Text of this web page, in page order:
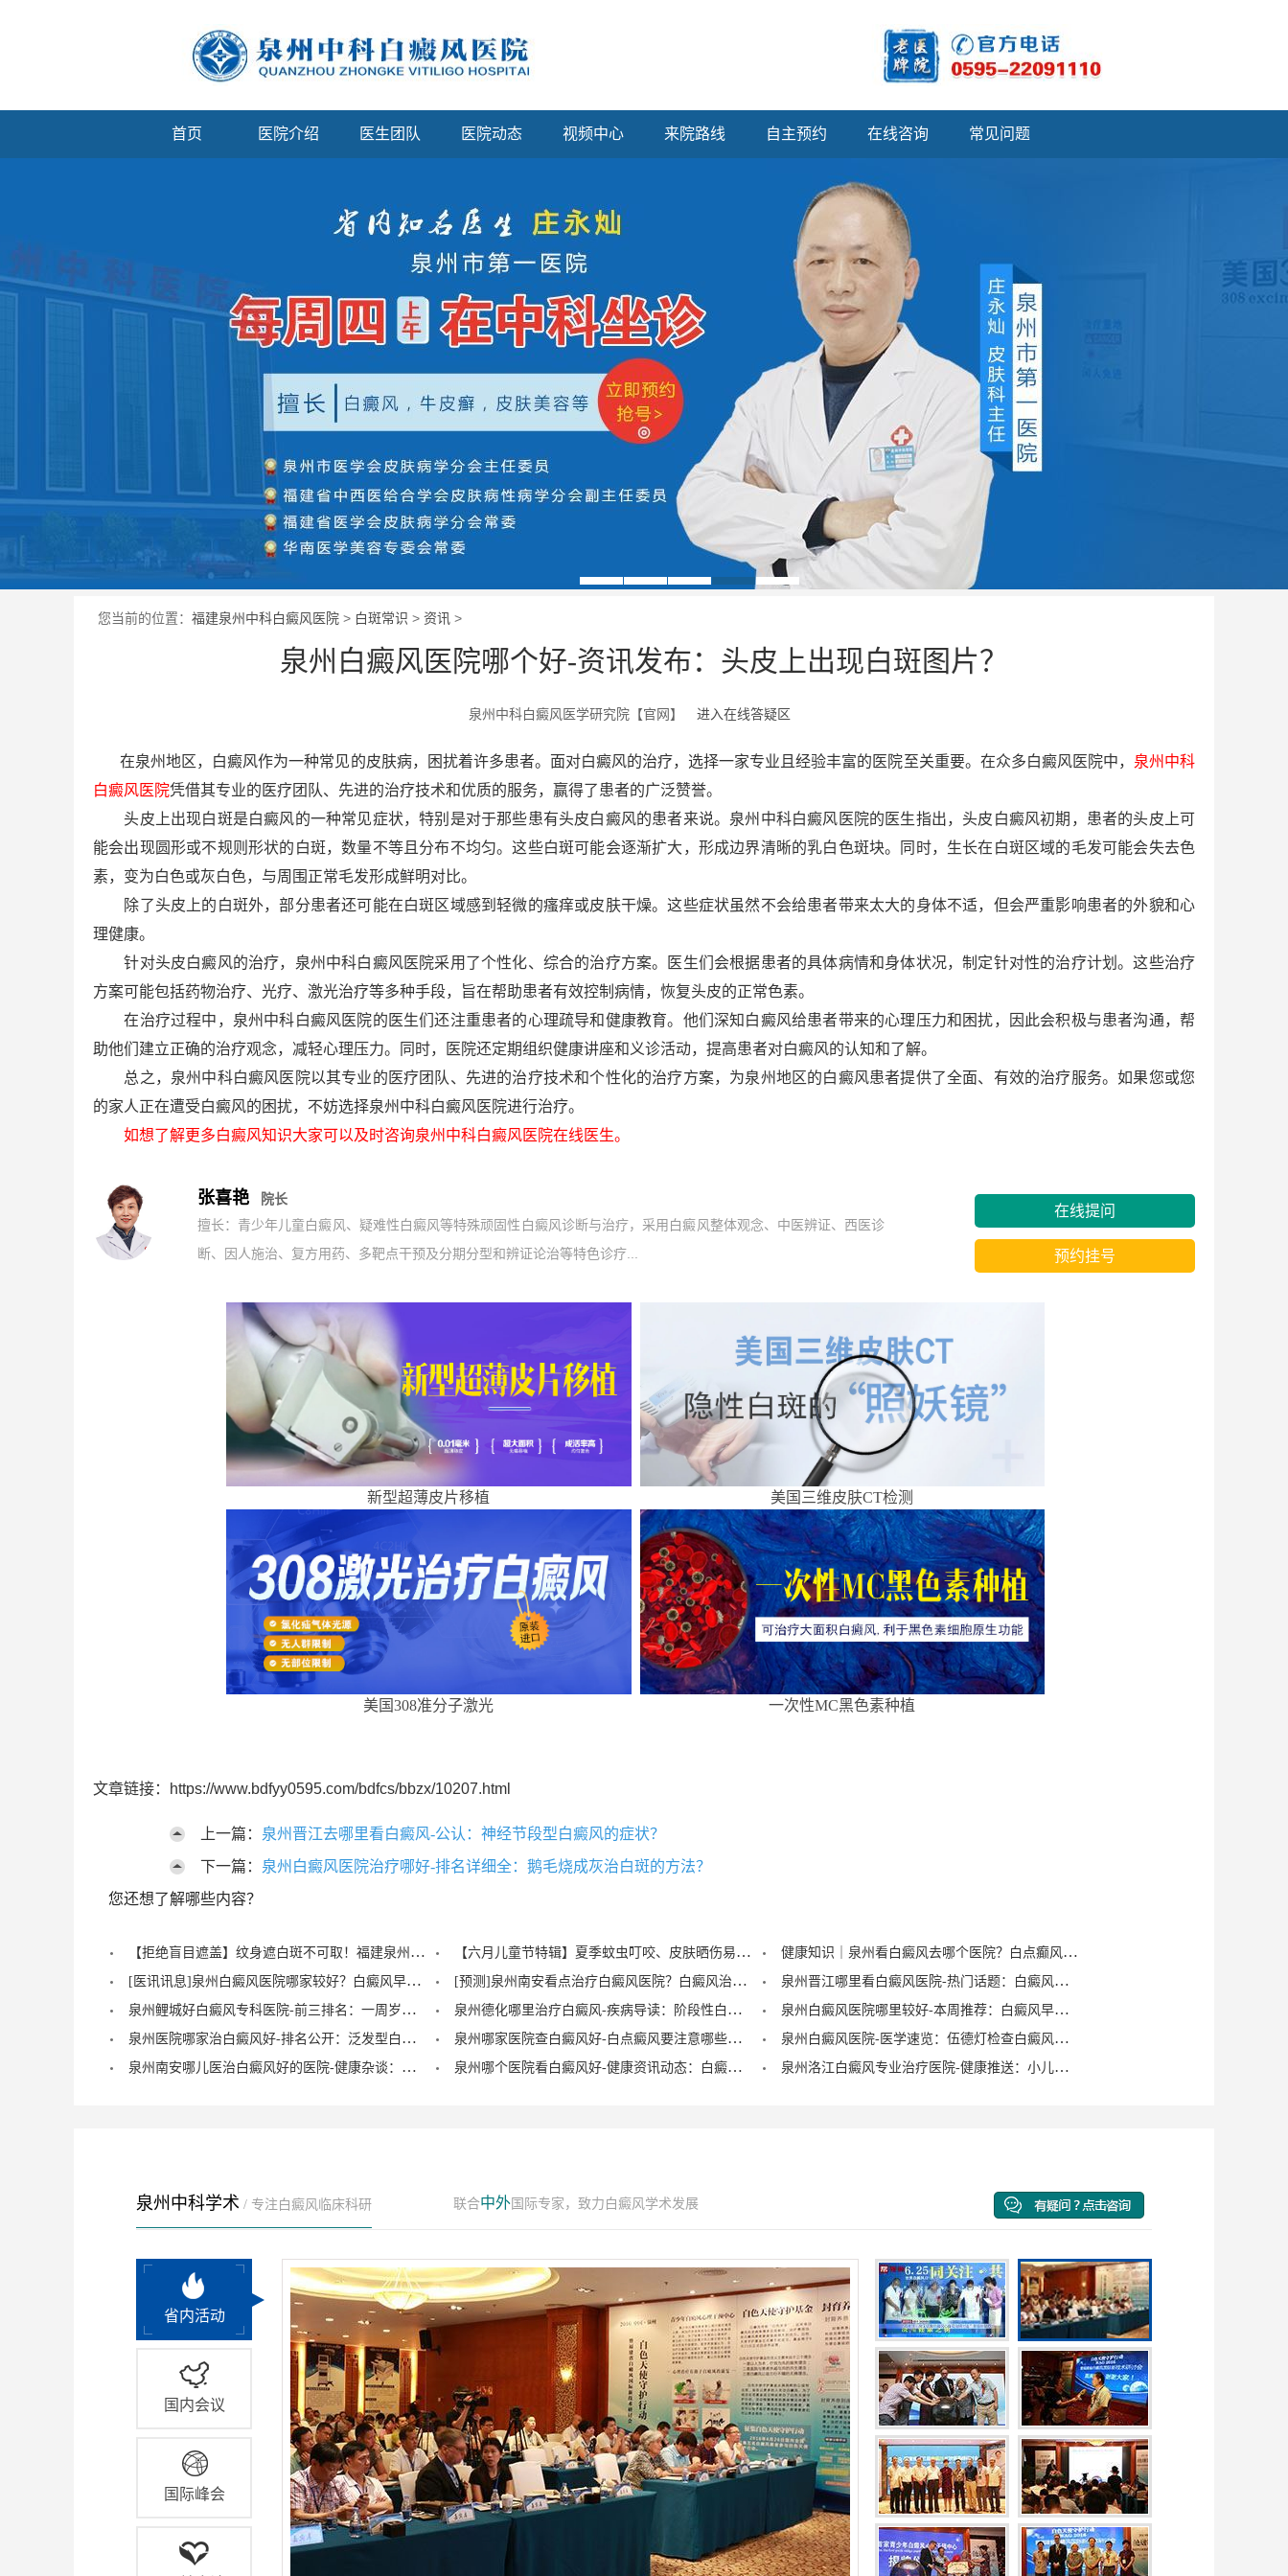
首页 医院介绍 医生团队 医院动态 视频中心 来院路线 自主预约 在线咨询 常见问题
您当前的位置： 福建泉州中科白癜风医院 > 白斑常识 > 资讯 >
泉州白癜风医院哪个好-资讯发布：头皮上出现白斑图片？
泉州中科白癜风医学研究院【官网】 进入在线答疑区
在泉州地区，白癜风作为一种常见的皮肤病，困扰着许多患者。面对白癜风的治疗，选择一家专业且经验丰富的医院至关重要。在众多白癜风医院中， 泉州中科
白癜风医院凭借其专业的医疗团队、先进的治疗技术和优质的服务，赢得了患者的广泛赞誉。
头皮上出现白斑是白癜风的一种常见症状，特别是对于那些患有头皮白癜风的患者来说。泉州中科白癜风医院的医生指出，头皮白癜风初期，患者的头皮上可
能会出现圆形或不规则形状的白斑，数量不等且分布不均匀。这些白斑可能会逐渐扩大，形成边界清晰的乳白色斑块。同时，生长在白斑区域的毛发可能会失去色
素，变为白色或灰白色，与周围正常毛发形成鲜明对比。
除了头皮上的白斑外，部分患者还可能在白斑区域感到轻微的瘙痒或皮肤干燥。这些症状虽然不会给患者带来太大的身体不适，但会严重影响患者的外貌和心
理健康。
针对头皮白癜风的治疗，泉州中科白癜风医院采用了个性化、综合的治疗方案。医生们会根据患者的具体病情和身体状况，制定针对性的治疗计划。这些治疗
方案可能包括药物治疗、光疗、激光治疗等多种手段，旨在帮助患者有效控制病情，恢复头皮的正常色素。
在治疗过程中，泉州中科白癜风医院的医生们还注重患者的心理疏导和健康教育。他们深知白癜风给患者带来的心理压力和困扰，因此会积极与患者沟通，帮
助他们建立正确的治疗观念，减轻心理压力。同时，医院还定期组织健康讲座和义诊活动，提高患者对白癜风的认知和了解。
总之，泉州中科白癜风医院以其专业的医疗团队、先进的治疗技术和个性化的治疗方案，为泉州地区的白癜风患者提供了全面、有效的治疗服务。如果您或您
的家人正在遭受白癜风的困扰，不妨选择泉州中科白癜风医院进行治疗。
如想了解更多白癜风知识大家可以及时咨询泉州中科白癜风医院在线医生。
张喜艳
院长
擅长：青少年儿童白癜风、疑难性白癜风等特殊顽固性白癜风诊断与治疗，采用白癜风整体观念、中医辨证、西医诊
断、因人施治、复方用药、多靶点干预及分期分型和辨证论治等特色诊疗...
在线提问
预约挂号
新型超薄皮片移植 美国三维皮肤CT检测
美国308准分子激光 一次性MC黑色素种植
文章链接：https://www.bdfyy0595.com/bdfcs/bbzx/10207.html
上一篇： 泉州晋江去哪里看白癜风-公认：神经节段型白癜风的症状？
下一篇： 泉州白癜风医院治疗哪好-排名详细全：鹅毛烧成灰治白斑的方法？
您还想了解哪些内容？
【拒绝盲目遮盖】纹身遮白斑不可取！福建泉州中科白癜风医院倡导科学诊疗，从根源唤醒黑色素 【六月儿童节特辑】夏季蚊虫叮咬、皮肤晒伤易成白斑“催化剂”，泉州中科：儿童白癜风暑期护理记住三个要点！
健康知识｜泉州看白癜风去哪个医院？白点癫风早期可以自愈？
[医讯讯息]泉州白癜风医院哪家较好？白癜风早期症状能治愈？
[预测]泉州南安看点治疗白癜风医院？白癜风治疗后泛红是怎么回事？
泉州晋江哪里看白癜风医院-热门话题：白癜风症状有哪些？
泉州鲤城好白癜风专科医院-前三排名：一周岁宝宝有白癜风症状？
泉州德化哪里治疗白癜风-疾病导读：阶段性白癜风的症状？
泉州白癜风医院哪里较好-本周推荐：白癜风早期症状如何确诊？
泉州医院哪家治白癜风好-排名公开：泛发型白癜风怎么治疗才正确？
泉州哪家医院查白癜风好-白点癜风要注意哪些饮食禁忌？
泉州白癜风医院-医学速览：伍德灯检查白癜风症状？
泉州南安哪儿医治白癜风好的医院-健康杂谈：治疗儿童脚部白癜风要注重什么？
泉州哪个医院看白癜风好-健康资讯动态：白癜风的症状早期图片？ 泉州洛江白癜风专业治疗医院-健康推送：小儿脸上有白斑是什么原因？
泉州中科学术 / 专注白癜风临床科研 联合中外国际专家，致力白癜风学术发展
省内活动
国内会议
国际峰会